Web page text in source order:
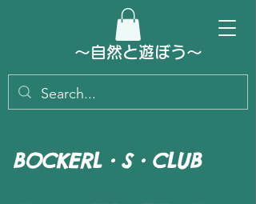
～​自然と遊ぼう～
BOCKERL・S・CLUB